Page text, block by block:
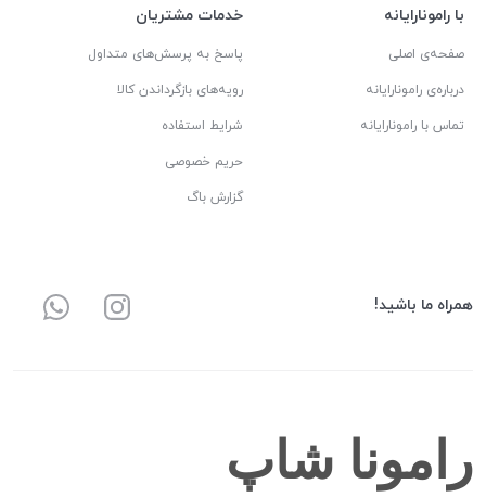
با رامونارایانه
صفحه‌ی اصلی
درباره‌ی رامونارایانه
تماس با رامونارایانه
خدمات مشتریان
پاسخ به پرسش‌های متداول
رویه‌های بازگرداندن کالا
شرایط استفاده
حریم خصوصی
گزارش باگ
همراه ما باشید!
رامونا شاپ